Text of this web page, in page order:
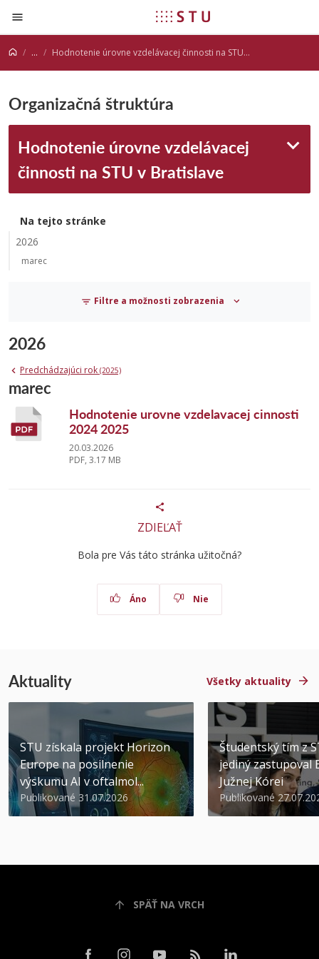
Prejsť na obsah
... Hodnotenie úrovne vzdelávacej činnosti na STU v Bratislave
Organizačná štruktúra
Hodnotenie úrovne vzdelávacej
činnosti na STU v Bratislave
Na tejto stránke
2026
marec
Filtre a možnosti zobrazenia
2026
Predchádzajúci rok (2025)
marec
Hodnotenie urovne vzdelavacej cinnosti
2024 2025
20.03.2026
PDF, 3.17 MB
ZDIEĽAŤ
Bola pre Vás táto stránka užitočná?
Áno Nie
Aktuality Všetky aktuality
STU získala projekt Horizon
Europe na posilnenie
výskumu AI v oftalmol...
Publikované 31.07.2026
Študentský tím z
jediný zastupoval
Južnej Kórei
Publikované
SPÄŤ NA VRCH